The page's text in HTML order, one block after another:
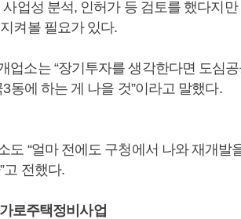
업성 분석, 인허가 등 검토를 했다지
켜볼 필요가 있다.
업소는 “장기투자를 생각한다면 도심
동에 하는 게 나을 것”이라고 말했다.
도 “얼마 전에도 구청에서 나와 재개발
고 전했다.
로주택정비사업